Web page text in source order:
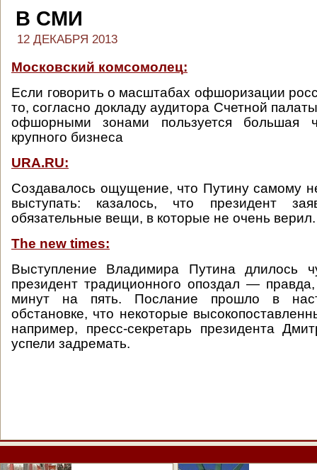
В СМИ
12 ДЕКАБРЯ 2013
Московский комсомолец:
Если говорить о масштабах офшоризации
то, согласно докладу аудитора Счетной
офшорными зонами пользуется большая
крупного бизнеса
URA.RU:
Cоздавалось ощущение, что Путину самому
выступать: казалось, что президент
обязательные вещи, в которые не очень верил.
The new times:
Выступление Владимира Путина длилось
президент традиционного опоздал — правда,
минут на пять. Послание прошло в
обстановке, что некоторые
например, пресс-секретарь президента
успели задремать.